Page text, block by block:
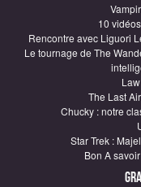
10
Rencontre avec Liguori
Le tournage de The
The Last
Chucky : notre
Star Trek :
Bon A